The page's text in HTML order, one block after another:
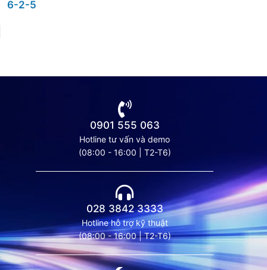
5 Chính sách thu hút nhân tài cho doanh nghiệp
0901 555 063
Hotline tư vấn và demo
(08:00 - 16:00 | T2-T6)
028 3842 3333
Hotline hỗ trợ kỹ thuật
(08:00 - 16:00 | T2-T6)